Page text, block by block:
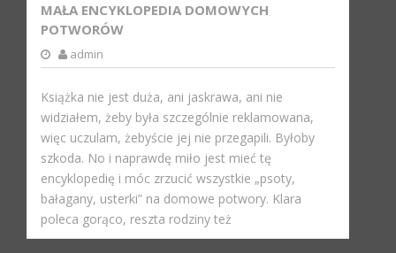
MAŁA ENCYKLOPEDIA DOMOWYCH
POTWORÓW
admin
Książka nie jest duża, ani jaskrawa, ani nie
widziałem, żeby była szczególnie reklamowana,
więc uczulam, żebyście jej nie przegapili. Byłoby
szkoda. No i naprawdę miło jest mieć tę
encyklopedię i móc zrzucić wszystkie „psoty,
bałagany, usterki” na domowe potwory. Klara
poleca gorąco, reszta rodziny też